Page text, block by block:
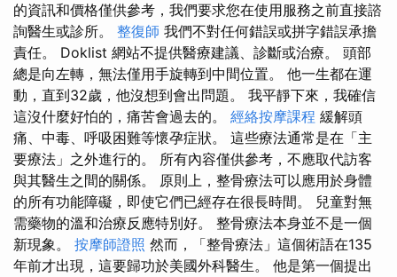
的資訊和價格僅供參考，我們要求您在使用服務之前直接諮
詢醫生或診所。 整復師 我們不對任何錯誤或拼字錯誤承擔
責任。 Doklist 網站不提供醫療建議、診斷或治療。 頭部
總是向左轉，無法僅用手旋轉到中間位置。 他一生都在運
動，直到32歲，他沒想到會出問題。 我平靜下來，我確信
這沒什麼好怕的，痛苦會過去的。 經絡按摩課程 緩解頭
痛、中毒、呼吸困難等懷孕症狀。 這些療法通常是在「主
要療法」之外進行的。 所有內容僅供參考，不應取代訪客
與其醫生之間的關係。 原則上，整骨療法可以應用於身體
的所有功能障礙，即使它們已經存在很長時間。 兒童對無
需藥物的溫和治療反應特別好。 整骨療法本身並不是一個
新現象。 按摩師證照 然而，「整骨療法」這個術語在135
年前才出現，這要歸功於美國外科醫生。 他是第一個提出